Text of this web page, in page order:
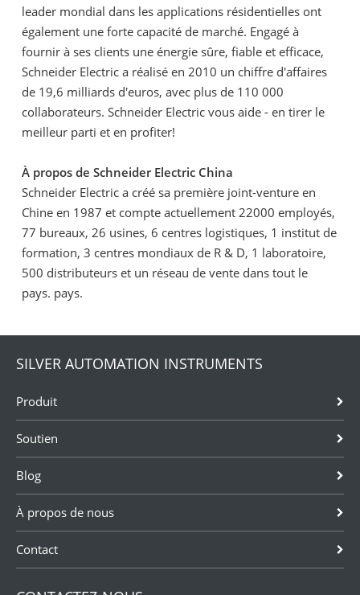
leader mondial dans les applications résidentielles ont
également une forte capacité de marché. Engagé à
fournir à ses clients une énergie sûre, fiable et efficace,
Schneider Electric a réalisé en 2010 un chiffre d'affaires
de 19,6 milliards d'euros, avec plus de 110 000
collaborateurs. Schneider Electric vous aide - en tirer le
meilleur parti et en profiter!
À propos de Schneider Electric China
Schneider Electric a créé sa première joint-venture en
Chine en 1987 et compte actuellement 22000 employés,
77 bureaux, 26 usines, 6 centres logistiques, 1 institut de
formation, 3 centres mondiaux de R & D, 1 laboratoire,
500 distributeurs et un réseau de vente dans tout le
pays. pays.
SILVER AUTOMATION INSTRUMENTS
Produit
Soutien
Blog
À propos de nous
Contact